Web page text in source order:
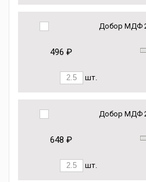
Добор МДФ
496 ₽
шт.
Добор МДФ
648 ₽
шт.